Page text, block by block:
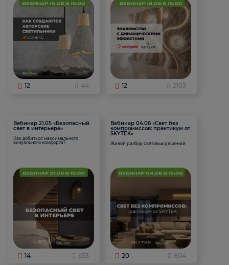
12 44 12 2103
Вебинар 21.05 «Безопасный
свет в интерьере»
Как добиться максимального
визуального комфорта?
14 653
Вебинар 04.06 «Свет без
компромиссов: практикум от
SKYTEK»
Живой разбор световых решений
20 804